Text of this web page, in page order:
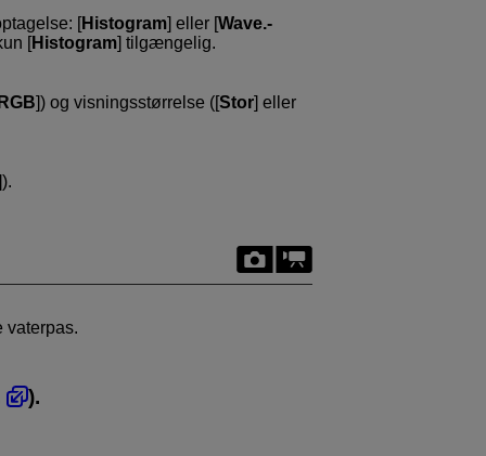
[Histogram] eller [Wave.-
[Histogram] tilgængelig.
]) og visningsstørrelse ([Stor] eller
vaterpas.
).